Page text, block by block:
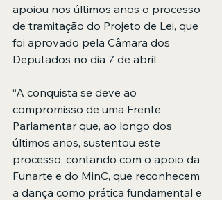
apoiou nos últimos anos o processo
de tramitação do Projeto de Lei, que
foi aprovado pela Câmara dos
Deputados no dia 7 de abril.
“A conquista se deve ao
compromisso de uma Frente
Parlamentar que, ao longo dos
últimos anos, sustentou este
processo, contando com o apoio da
Funarte e do MinC, que reconhecem
a dança como prática fundamental e